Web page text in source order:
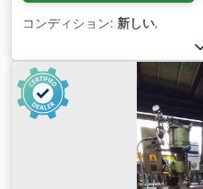
コンディション: 新しい,